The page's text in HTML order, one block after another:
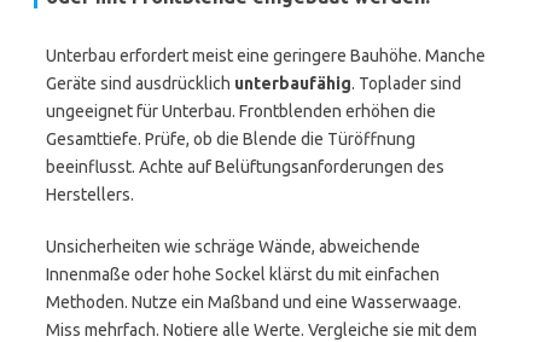
Unterbau erfordert meist eine geringere Bauhöhe. Manche
Geräte sind ausdrücklich unterbaufähig. Toplader sind
ungeeignet für Unterbau. Frontblenden erhöhen die
Gesamttiefe. Prüfe, ob die Blende die Türöffnung
beeinflusst. Achte auf Belüftungsanforderungen des
Herstellers.
Unsicherheiten wie schräge Wände, abweichende
Innenmaße oder hohe Sockel klärst du mit einfachen
Methoden. Nutze ein Maßband und eine Wasserwaage.
Miss mehrfach. Notiere alle Werte. Vergleiche sie mit dem